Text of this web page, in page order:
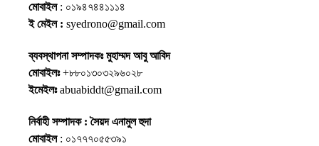
মোবাইল: ০১৯৪৭৪৪১১১৪
ই মেইল : syedrono@gmail.com
ব্যবস্থাপনা সম্পাদকঃ মুহাম্মদ আবু আবিদ
মোবাইলঃ+৮৮০১৩০৩২৯৬০২৮
ইমেইলঃabuabiddt@gmail.com
নির্বাহী সম্পাদক : সৈয়দ এনামুল হুদা
মোবাইল: ০১৭৭৭০৫৫৩৯১